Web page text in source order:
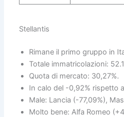
Stellantis
Rimane il primo gruppo in
Totale immatricolazioni:
Quota di mercato: 30,27%.
In calo del -0,92% rispetto
Male: Lancia (-77,09%),
Molto bene: Alfa Romeo